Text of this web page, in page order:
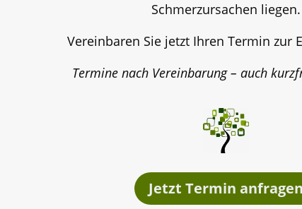
Schmerzursachen liegen.
Vereinbaren Sie jetzt Ihren Termin zur
Termine nach Vereinbarung – auch
Jetzt Termin anfragen